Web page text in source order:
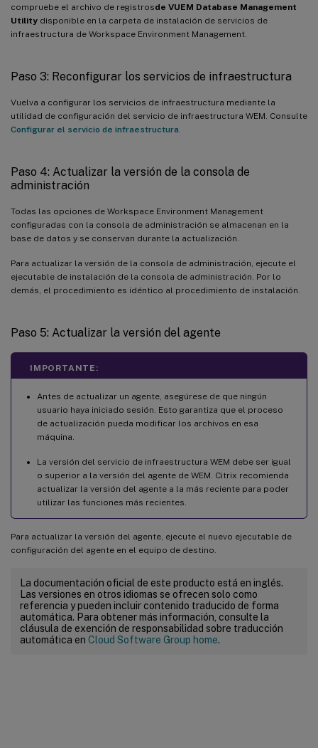
compruebe el archivo de registrosde VUEM Database Management
Utility disponible en la carpeta de instalación de servicios de
infraestructura de Workspace Environment Management.
Paso 3: Reconfigurar los servicios de infraestructura
Vuelva a configurar los servicios de infraestructura mediante la
utilidad de configuración del servicio de infraestructura WEM. Consulte
Configurar el servicio de infraestructura.
Paso 4: Actualizar la versión de la consola de
administración
Todas las opciones de Workspace Environment Management
configuradas con la consola de administración se almacenan en la
base de datos y se conservan durante la actualización.
Para actualizar la versión de la consola de administración, ejecute el
ejecutable de instalación de la consola de administración. Por lo
demás, el procedimiento es idéntico al procedimiento de instalación.
Paso 5: Actualizar la versión del agente
IMPORTANTE:
Antes de actualizar un agente, asegúrese de que ningún
usuario haya iniciado sesión. Esto garantiza que el proceso
de actualización pueda modificar los archivos en esa
máquina.
La versión del servicio de infraestructura WEM debe ser igual
o superior a la versión del agente de WEM. Citrix recomienda
actualizar la versión del agente a la más reciente para poder
utilizar las funciones más recientes.
Para actualizar la versión del agente, ejecute el nuevo ejecutable de
configuración del agente en el equipo de destino.
La documentación oficial de este producto está en inglés.
Las versiones en otros idiomas se ofrecen solo como
referencia y pueden incluir contenido traducido de forma
automática. Para obtener más información, consulte la
cláusula de exención de responsabilidad sobre traducción
automática en Cloud Software Group home.